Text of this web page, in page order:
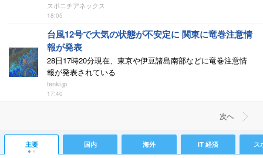
スポニチアネックス
18:05
台風12号で大気の状態が不安定に 関東に竜巻注意情
報が発表
28日17時20分現在、東京や伊豆諸島南部などに竜巻注意情
報が発表されている
tenki.jp
17:40
次ヘ
主要 国内 海外 IT 経済 ス